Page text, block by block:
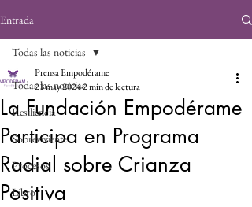
Entrada
Todas las noticias
Resiliencia
Sobreviviente
Procesos
Libro
Todas las noticias
La Fundación Empodérame
Participa en Programa
Radial sobre Crianza
Positiva
Prensa Empodérame
21 may 20242 min de lectura